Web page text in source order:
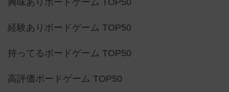
興味ありボードゲーム TOP50
経験ありボードゲーム TOP50
持ってるボードゲーム TOP50
高評価ボードゲーム TOP50